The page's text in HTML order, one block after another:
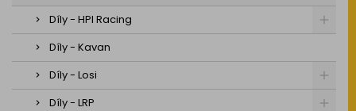
Díly - HPI Racing
Díly - Kavan
Díly - Losi
Díly - LRP